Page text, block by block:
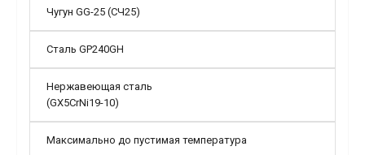
Чугун GG-25 (СЧ25)
Сталь GP240GH
Нержавеющая сталь
(GX5CrNi19-10)
Максимально до пустимая температура